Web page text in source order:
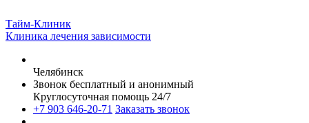
Тайм-Клиник
Клиника лечения зависимости
Челябинск
Звонок бесплатный и анонимный
Круглосуточная помощь 24/7
+7 903 646-20-71 Заказать звонок